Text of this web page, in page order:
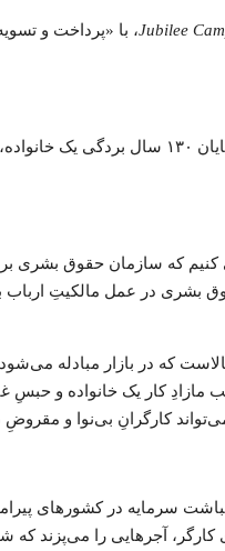
Jubilee، با «پرداخت و
مواجهه با چنین خبری نمی‌تواند در سطح احساسات
که سازمان حقوق بشری
بشری در عمل مالکیتِ
که در بازار مبادله
استثمار، بیگاری کشیدن از کودکان،
کارگرانِ بی‌نوا و
سرمایه در کشورهای
آجرهایی را می‌پزند